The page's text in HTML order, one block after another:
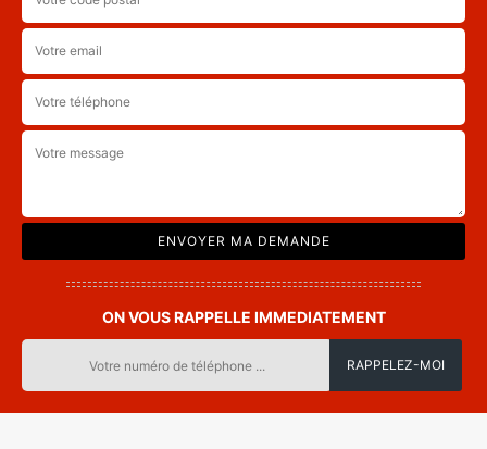
ON VOUS RAPPELLE IMMEDIATEMENT